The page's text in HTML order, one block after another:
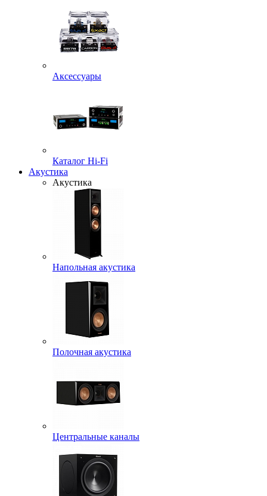
Аксессуары
Каталог Hi-Fi
Акустика
Акустика
Напольная акустика
Полочная акустика
Центральные каналы